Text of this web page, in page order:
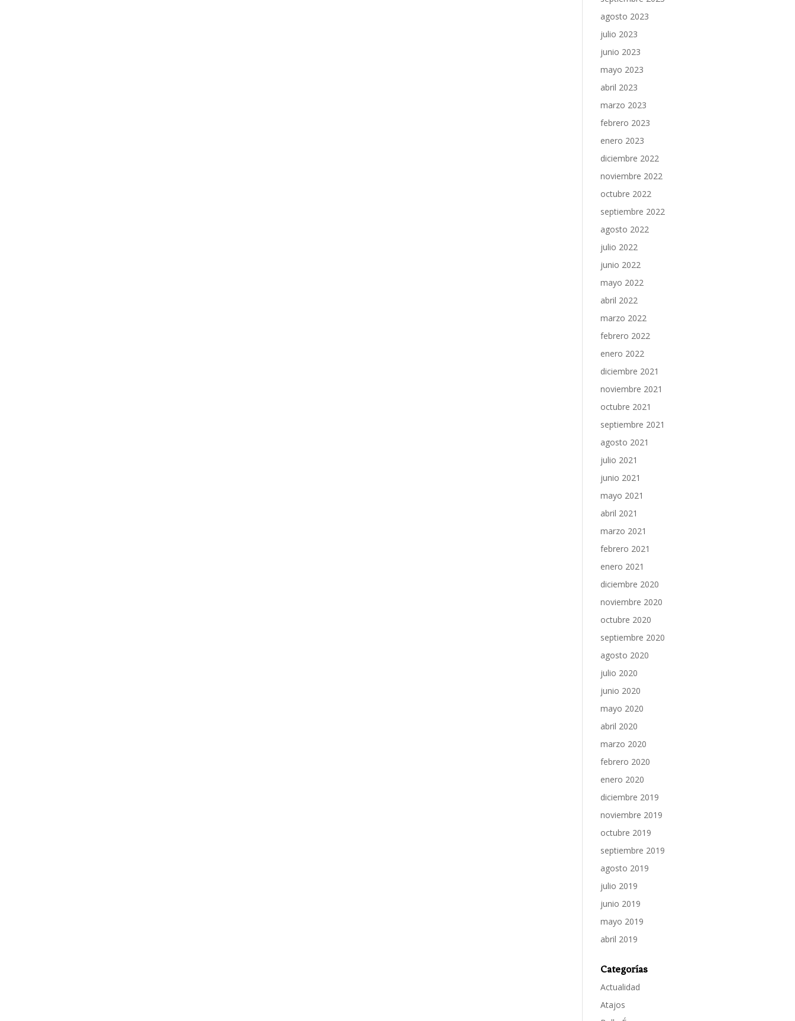
agosto 2023
julio 2023
junio 2023
mayo 2023
abril 2023
marzo 2023
febrero 2023
enero 2023
diciembre 2022
noviembre 2022
octubre 2022
septiembre 2022
agosto 2022
julio 2022
junio 2022
mayo 2022
abril 2022
marzo 2022
febrero 2022
enero 2022
diciembre 2021
noviembre 2021
octubre 2021
septiembre 2021
agosto 2021
julio 2021
junio 2021
mayo 2021
abril 2021
marzo 2021
febrero 2021
enero 2021
diciembre 2020
noviembre 2020
octubre 2020
septiembre 2020
agosto 2020
julio 2020
junio 2020
mayo 2020
abril 2020
marzo 2020
febrero 2020
enero 2020
diciembre 2019
noviembre 2019
octubre 2019
septiembre 2019
agosto 2019
julio 2019
junio 2019
mayo 2019
abril 2019
Categorías
Actualidad
Atajos